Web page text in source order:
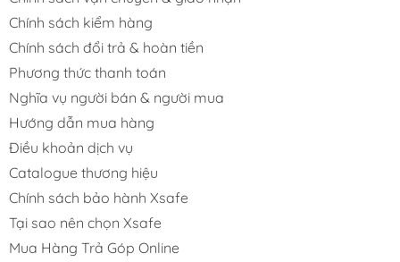
Chính sách kiểm hàng
Chính sách đổi trả & hoàn tiền
Phương thức thanh toán
Nghĩa vụ người bán & người mua
Hướng dẫn mua hàng
Điều khoản dịch vụ
Catalogue thương hiệu
Chính sách bảo hành Xsafe
Tại sao nên chọn Xsafe
Mua Hàng Trả Góp Online